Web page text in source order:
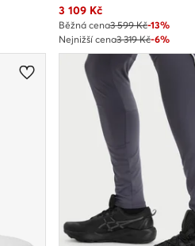
Aktuální cena
3 109Kč
Běžná cena3 599 Kč-13%
Nejnižší cena3 319 Kč-6%